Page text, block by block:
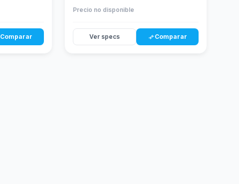
Comparar
Precio no disponible
Ver specs compare_arrowsComparar